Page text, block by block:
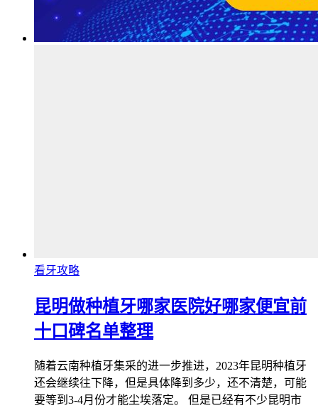
看牙攻略
昆明做种植牙哪家医院好哪家便宜前
十口碑名单整理
随着云南种植牙集采的进一步推进，2023年昆明种植牙
还会继续往下降，但是具体降到多少，还不清楚，可能
要等到3-4月份才能尘埃落定。 但是已经有不少昆明市